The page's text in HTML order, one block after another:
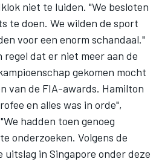
niet te luiden. "We besloten
te doen. We wilden de sport
voor een enorm schandaal."
dat er niet meer aan de
gekomen mocht
van de FIA-awards. Hamilton
en alles was in orde",
hadden toen genoeg
onderzoeken. Volgens de
in Singapore onder deze